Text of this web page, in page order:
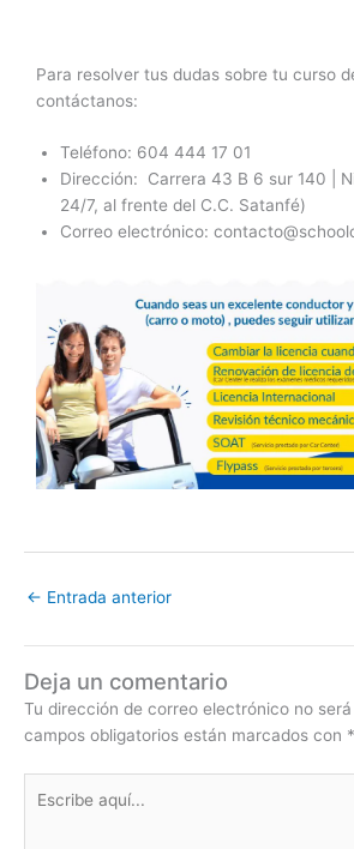
Para resolver tus dudas sobre tu curso
contáctanos:
Teléfono: 604 444 17 01
Dirección: Carrera 43 B 6 sur 140 |
24/7, al frente del C.C. Satanfé)
Correo electrónico:
← Entrada anterior
Deja un comentario
Tu dirección de correo electrónico no
campos obligatorios están marcados con *
aquí...